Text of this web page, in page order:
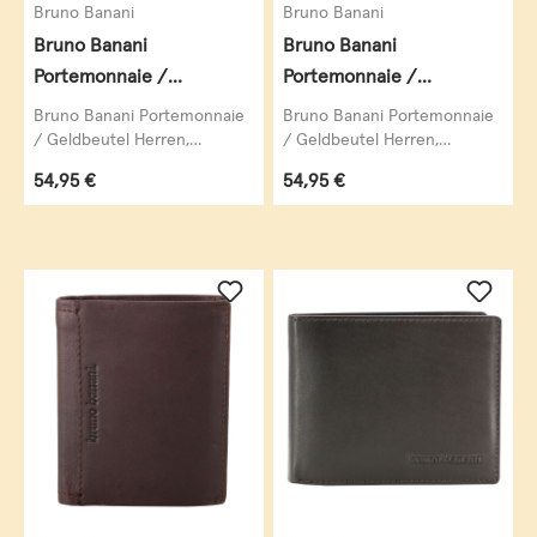
Bruno Banani
Bruno Banani
Portemonnaie /
Geldbeutel Herren,
Geldbörse, Geldbeutel,
Vollrindleder Hochformat
mit Klappe, echt Leder,
Bruno Banani Portemonnaie
/ Geldbeutel Herren,
Vollrindleder Hochformat
mit...
Regulärer Preis:
54,95 €
Bruno Banani
Bruno Banani
Portemonnaie /
Geldbeutel Herren,
Geldbörse, Geldbeutel,
Vollrindleder Hochformat
mit Klappe, echt Leder,
Bruno Banani Portemonnaie
/ Geldbeutel Herren,
Vollrindleder Hochformat
mit...
Regulärer Preis:
54,95 €